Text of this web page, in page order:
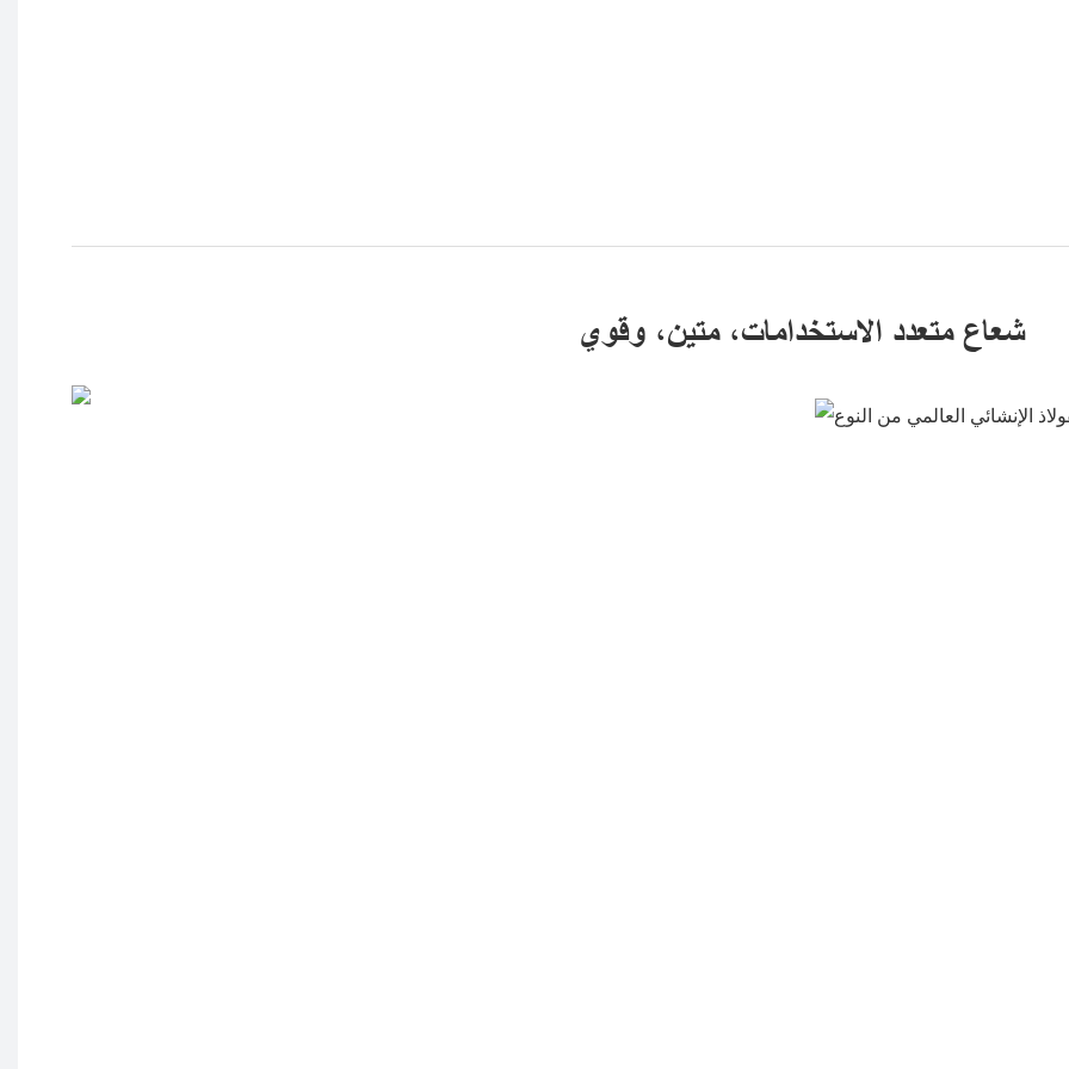
شعاع متعدد الاستخدامات، متين، وقوي